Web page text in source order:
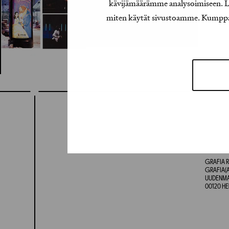
kävijämäärämme analysoimiseen.
miten käytät sivustoamme.
GRAFIA
00120